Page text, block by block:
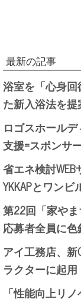
最新の記事
浴室を「心身
た新入浴法を提
ロゴスホール
支援=スポンサ
省エネ検討
YKKAPとワン
第22回「家や
応募者全員に
アイ工務店、
ラクターに起用
「性能向上リ